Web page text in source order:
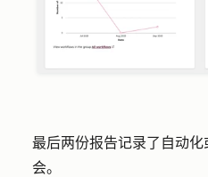
最后两份报告记录了自动
会。